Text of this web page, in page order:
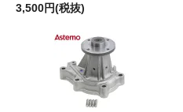
3,500円(税抜)